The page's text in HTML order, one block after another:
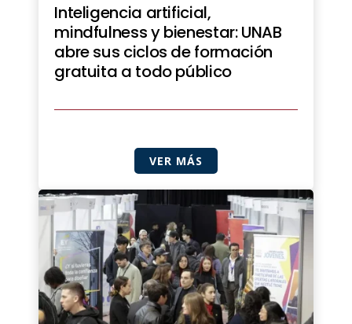
Inteligencia artificial,
mindfulness y bienestar: UNAB
abre sus ciclos de formación
gratuita a todo público
VER MÁS